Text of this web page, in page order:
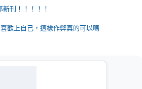
刊！！！！！
歡上自己，這樣作弊真的可以嗎